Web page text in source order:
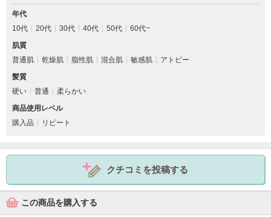
年代
10代
20代 30代 40代 50代
60代~
肌質
普通肌
乾燥肌 脂性肌 混合肌 敏感肌
アトピー
髪質
硬い
普通
柔らかい
商品使用レベル
購入品
リピート
クチコミを投稿する
この商品を購入する